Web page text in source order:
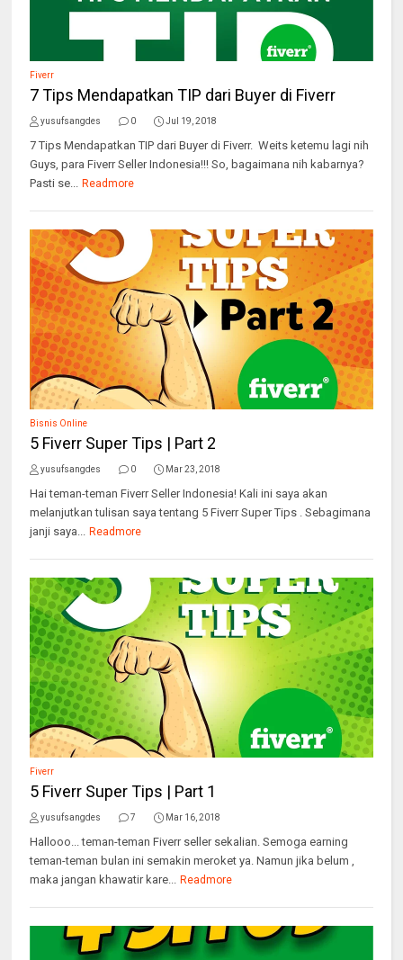
Fiverr
7 Tips Mendapatkan TIP dari Buyer di Fiverr
yusufsangdes 0 Jul 19, 2018
7 Tips Mendapatkan TIP dari Buyer di Fiverr. Weits ketemu lagi nih
Guys, para Fiverr Seller Indonesia!!! So, bagaimana nih kabarnya?
Pasti se... Readmore
Bisnis Online
5 Fiverr Super Tips | Part 2
yusufsangdes 0 Mar 23, 2018
Hai teman-teman Fiverr Seller Indonesia! Kali ini saya akan
melanjutkan tulisan saya tentang 5 Fiverr Super Tips . Sebagimana
janji saya... Readmore
Fiverr
5 Fiverr Super Tips | Part 1
yusufsangdes 7 Mar 16, 2018
Hallooo... teman-teman Fiverr seller sekalian. Semoga earning
teman-teman bulan ini semakin meroket ya. Namun jika belum ,
maka jangan khawatir kare... Readmore